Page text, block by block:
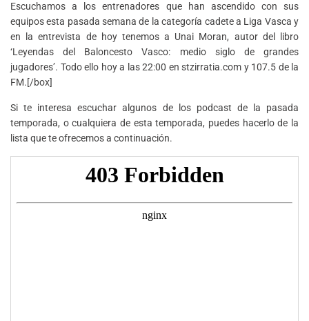
Escuchamos a los entrenadores que han ascendido con sus
equipos esta pasada semana de la categoría cadete a Liga Vasca y
en la entrevista de hoy tenemos a Unai Moran, autor del libro
‘Leyendas del Baloncesto Vasco: medio siglo de grandes
jugadores’. Todo ello hoy a las 22:00 en stzirratia.com y 107.5 de la
FM.[/box]
Si te interesa escuchar algunos de los podcast de la pasada
temporada, o cualquiera de esta temporada, puedes hacerlo de la
lista que te ofrecemos a continuación.